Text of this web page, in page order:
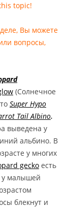
topic!
Вы можете
вопросы,
(Солнечное
Super Hypo
Tail Albino.
выведена у
альбино. В
у многих
gecko есть
у малышей
блекнут и